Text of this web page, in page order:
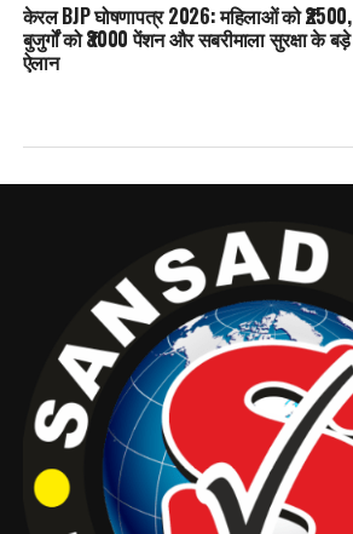
केरल BJP घोषणापत्र 2026: महिलाओं को ₹2500,
बुजुर्गों को ₹3000 पेंशन और सबरीमाला सुरक्षा के बड़े
ऐलान